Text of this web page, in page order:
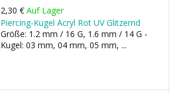
2,30 € Auf Lager
Piercing-Kugel Acryl Rot UV Glitzernd
Größe: 1.2 mm / 16 G, 1.6 mm / 14 G -
Kugel: 03 mm, 04 mm, 05 mm, ...